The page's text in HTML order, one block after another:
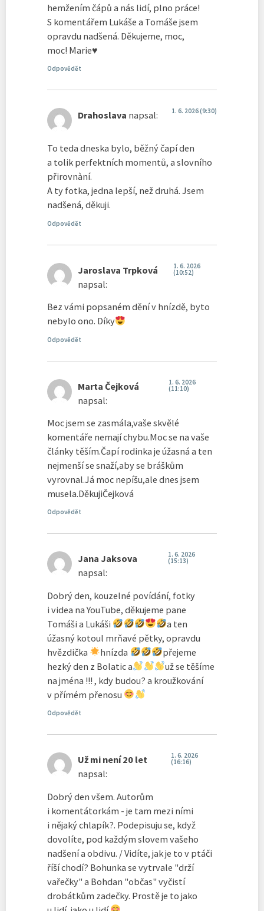
hemžením čápů a nás lidí, plno práce!
S komentářem Lukáše a Tomáše jsem
opravdu nadšená. Děkujeme, moc,
moc! Marie♥️
Odpovědět
Drahoslava napsal: 1. 6. 2026 (9:30)
To teda dneska bylo, běžný čapí den
a tolik perfektních momentů, a slovního
přirovnàní.
A ty fotka, jedna lepší, než druhá. Jsem
nadšená, děkuji.
Odpovědět
Jaroslava Trpková
napsal:
1. 6. 2026
(10:52)
Bez vámi popsaném dění v hnízdě, byto
nebylo ono. Díky
Odpovědět
Marta Čejková
napsal:
1. 6. 2026
(11:10)
Moc jsem se zasmála,vaše skvělé
komentáře nemají chybu.Moc se na vaše
články těším.Čapí rodinka je úžasná a ten
nejmenší se snaží,aby se bráškům
vyrovnal.Já moc nepíšu,ale dnes jsem
musela.DěkujiČejková
Odpovědět
Jana Jaksova
napsal:
1. 6. 2026
(15:13)
Dobrý den, kouzelné povídání, fotky
i videa na YouTube, děkujeme pane
Tomáši a Lukáši
a ten
úžasný kotoul mrňavé pětky, opravdu
hvězdička
hnízda
přejeme
hezký den z Bolatic a
už se těšíme
na jména !!! , kdy budou? a kroužkování
v přímém přenosu
Odpovědět
Už mi není 20 let
napsal:
1. 6. 2026
(16:16)
Dobrý den všem. Autorům
i komentátorkám - je tam mezi ními
i nějaký chlapík?. Podepisuju se, když
dovolíte, pod každým slovem vašeho
nadšení a obdivu. / Vidíte, jak je to v ptáči
říší chodí? Bohunka se vytrvale "drží
vařečky" a Bohdan "občas" vyčistí
drobátkům zadečky. Prostě je to jako